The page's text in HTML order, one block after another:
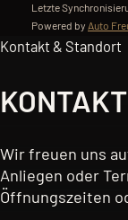
Letzte
Powered by Auto
Kontakt & Standort
KONTAKT
Wir freuen uns
Anliegen oder
Öffnungszeiten